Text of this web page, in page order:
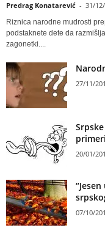
Predrag Konatarević - 31/
Riznica narodne mudrosti
podstaknete dete da
zagonetki....
27/11/
primeri
20/01/
07/10/